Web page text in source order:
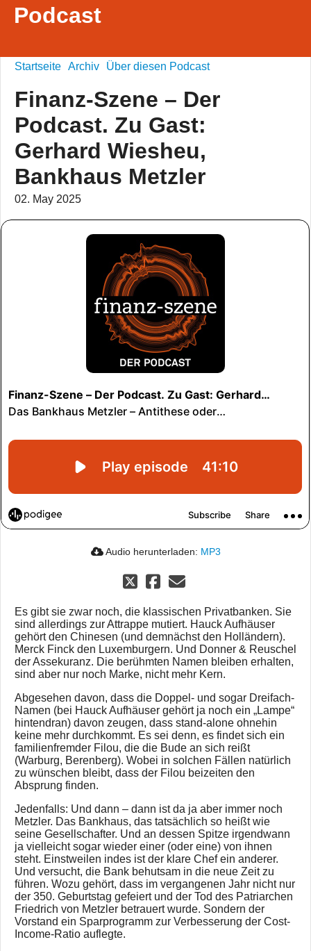
Podcast
Startseite Archiv Über diesen Podcast
Finanz-Szene – Der
Podcast. Zu Gast:
Gerhard Wiesheu,
Bankhaus Metzler
02. May 2025
Audio herunterladen: MP3
Es gibt sie zwar noch, die klassischen Privatbanken. Sie
sind allerdings zur Attrappe mutiert. Hauck Aufhäuser
gehört den Chinesen (und demnächst den Holländern).
Merck Finck den Luxemburgern. Und Donner & Reuschel
der Assekuranz. Die berühmten Namen bleiben erhalten,
sind aber nur noch Marke, nicht mehr Kern.
Abgesehen davon, dass die Doppel- und sogar Dreifach-
Namen (bei Hauck Aufhäuser gehört ja noch ein „Lampe“
hintendran) davon zeugen, dass stand-alone ohnehin
keine mehr durchkommt. Es sei denn, es findet sich ein
familienfremder Filou, die die Bude an sich reißt
(Warburg, Berenberg). Wobei in solchen Fällen natürlich
zu wünschen bleibt, dass der Filou beizeiten den
Absprung finden.
Jedenfalls: Und dann – dann ist da ja aber immer noch
Metzler. Das Bankhaus, das tatsächlich so heißt wie
seine Gesellschafter. Und an dessen Spitze irgendwann
ja vielleicht sogar wieder einer (oder eine) von ihnen
steht. Einstweilen indes ist der klare Chef ein anderer.
Und versucht, die Bank behutsam in die neue Zeit zu
führen. Wozu gehört, dass im vergangenen Jahr nicht nur
der 350. Geburtstag gefeiert und der Tod des Patriarchen
Friedrich von Metzler betrauert wurde. Sondern der
Vorstand ein Sparprogramm zur Verbesserung der Cost-
Income-Ratio auflegte.